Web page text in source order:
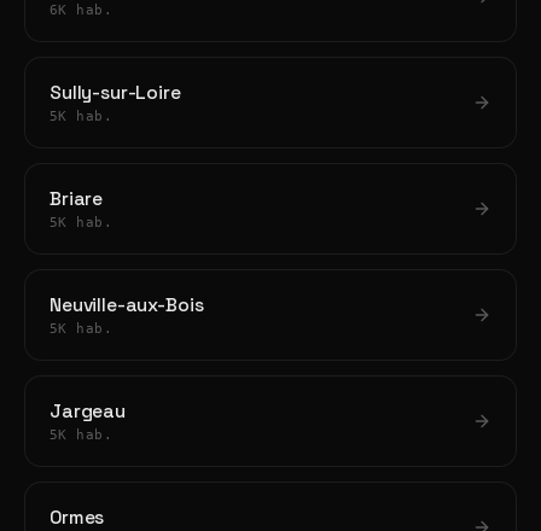
6K hab.
Sully-sur-Loire
5K hab.
Briare
5K hab.
Neuville-aux-Bois
5K hab.
Jargeau
5K hab.
Ormes